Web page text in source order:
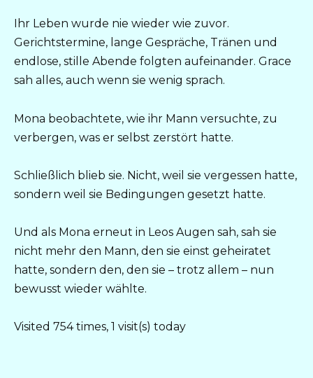
Ihr Leben wurde nie wieder wie zuvor.
Gerichtstermine, lange Gespräche, Tränen und
endlose, stille Abende folgten aufeinander. Grace
sah alles, auch wenn sie wenig sprach.
Mona beobachtete, wie ihr Mann versuchte, zu
verbergen, was er selbst zerstört hatte.
Schließlich blieb sie. Nicht, weil sie vergessen hatte,
sondern weil sie Bedingungen gesetzt hatte.
Und als Mona erneut in Leos Augen sah, sah sie
nicht mehr den Mann, den sie einst geheiratet
hatte, sondern den, den sie – trotz allem – nun
bewusst wieder wählte.
Visited 754 times, 1 visit(s) today